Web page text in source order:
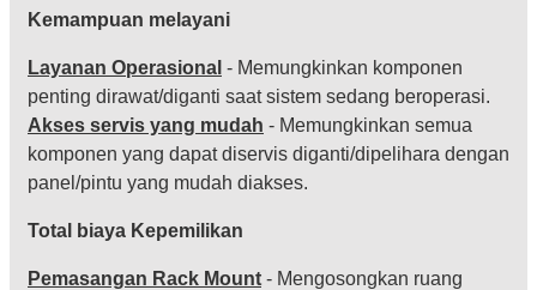
Kemampuan melayani
Layanan Operasional - Memungkinkan komponen
penting dirawat/diganti saat sistem sedang beroperasi.
Akses servis yang mudah - Memungkinkan semua
komponen yang dapat diservis diganti/dipelihara dengan
panel/pintu yang mudah diakses.
Total biaya Kepemilikan
Pemasangan Rack Mount - Mengosongkan ruang